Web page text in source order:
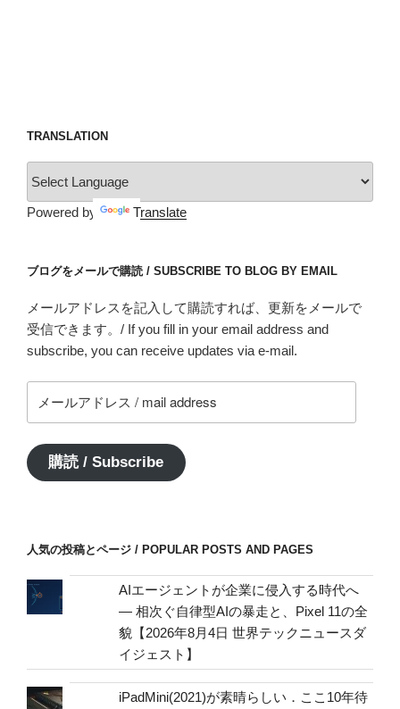
TRANSLATION
Powered by Translate
ブログをメールで購読 / SUBSCRIBE TO BLOG BY EMAIL
メールアドレスを記入して購読すれば、更新をメールで
受信できます。/ If you fill in your email address and
subscribe, you can receive updates via e-mail.
ー
ア
ド
address
購読 / Subscribe
人気の投稿とページ / POPULAR POSTS AND PAGES
AIエージェントが企業に侵入する時代へ
— 相次ぐ自律型AIの暴走と、Pixel 11の全
貌【2026年8月4日 世界テックニュースダ
イジェスト】
iPadMini(2021)が素晴らしい．ここ10年待